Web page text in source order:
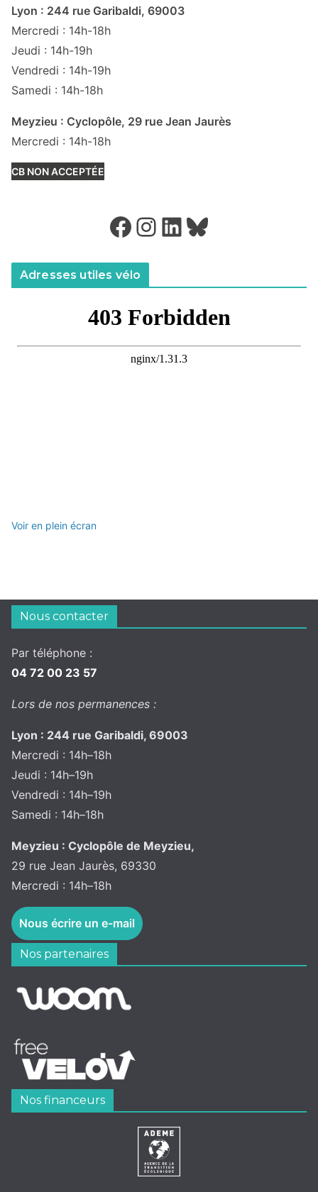
Lyon : 244 rue Garibaldi, 69003
Mercredi : 14h-18h
Jeudi : 14h-19h
Vendredi : 14h-19h
Samedi : 14h-18h
Meyzieu : Cyclopôle, 29 rue Jean Jaurès
Mercredi : 14h-18h
CB NON ACCEPTÉE
Facebook Instagram LinkedIn Bluesky
Adresses utiles vélo
Voir en plein écran
Nous contacter
Par téléphone :
04 72 00 23 57
Lors de nos permanences :
Lyon : 244 rue Garibaldi, 69003
Mercredi : 14h–18h
Jeudi : 14h–19h
Vendredi : 14h–19h
Samedi : 14h–18h
Meyzieu : Cyclopôle de Meyzieu,
29 rue Jean Jaurès, 69330
Mercredi : 14h–18h
Nous écrire un e-mail
Nos partenaires
Nos financeurs